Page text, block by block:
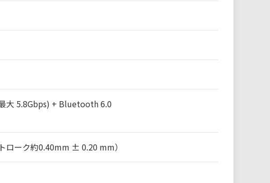
大 5.8Gbps) + Bluetooth 6.0
ローク約0.40mm ± 0.20 mm）